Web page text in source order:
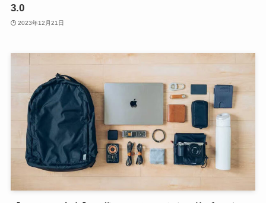
3.0
2023年12月21日